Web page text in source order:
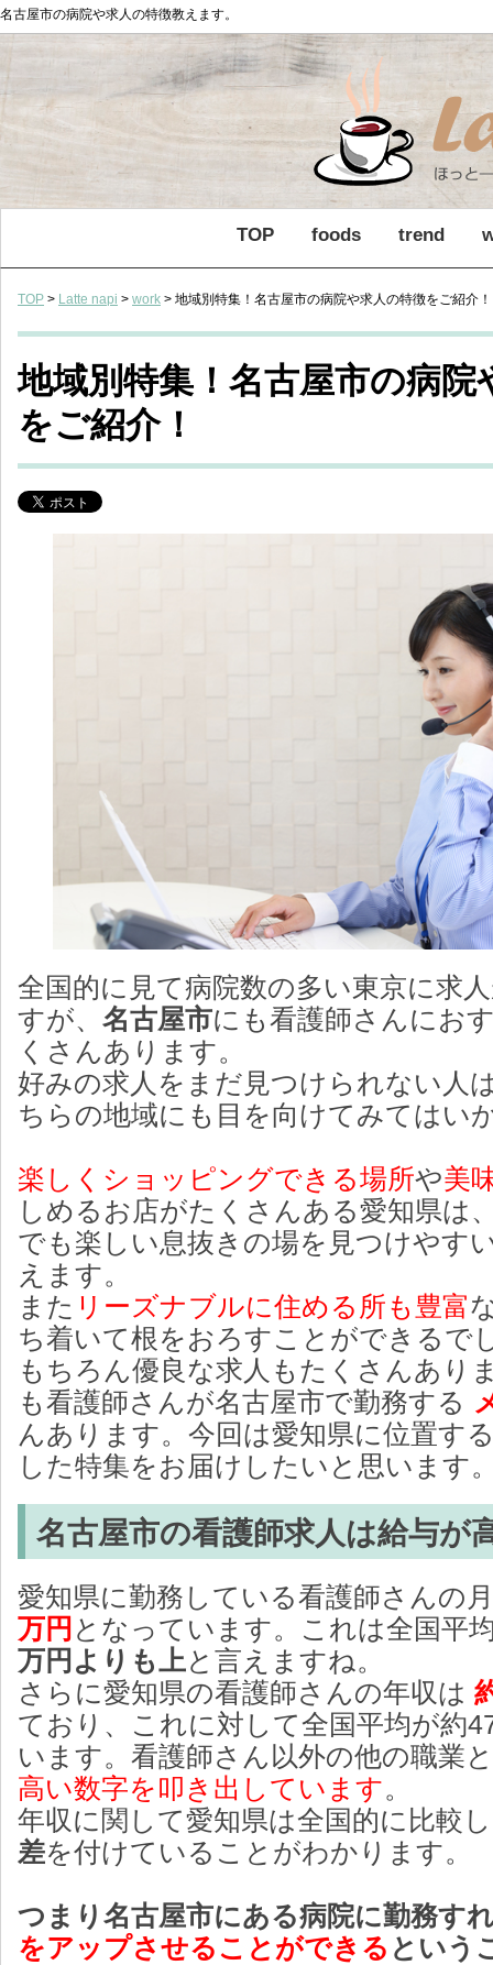
名古屋市の病院や求人の特徴教えます。
TOP foods trend
TOP > Latte napi > work > 地域別特集！名古屋市の病院や求人の特徴をご紹介！
地域別特集！名古屋市の病院
をご紹介！
全国的に見て病院数の多い東京に求
すが、 名古屋市にも看護師さんにお
くさんあります。
好みの求人をまだ見つけられない人
ちらの地域にも目を向けてみてはい
楽しくショッピングできる場所や美
しめるお店がたくさんある愛知県は
でも楽しい息抜きの場を見つけやす
えます。
また リーズナブルに住める所も豊富
ち着いて根をおろすことができるで
もちろん優良な求人もたくさんあり
も看護師さんが名古屋市で勤務する
んあります。今回は愛知県に位置す
した特集をお届けしたいと思います
名古屋市の看護師求人は給与が
愛知県に勤務している看護師さんの
万円 となっています。これは全国平
万円よりも上と言えますね。
さらに愛知県の看護師さんの年収は
ており、これに対して全国平均が約
います。看護師さん以外の他の職業
高い数字を叩き出しています。
年収に関して愛知県は全国的に比較
差を付けていることがわかります。
つまり名古屋市にある病院に勤務す
をアップさせることができる という